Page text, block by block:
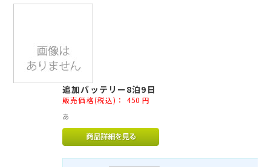
追加バッテリー8泊9日
販売価格(税込)： 450 円
あ